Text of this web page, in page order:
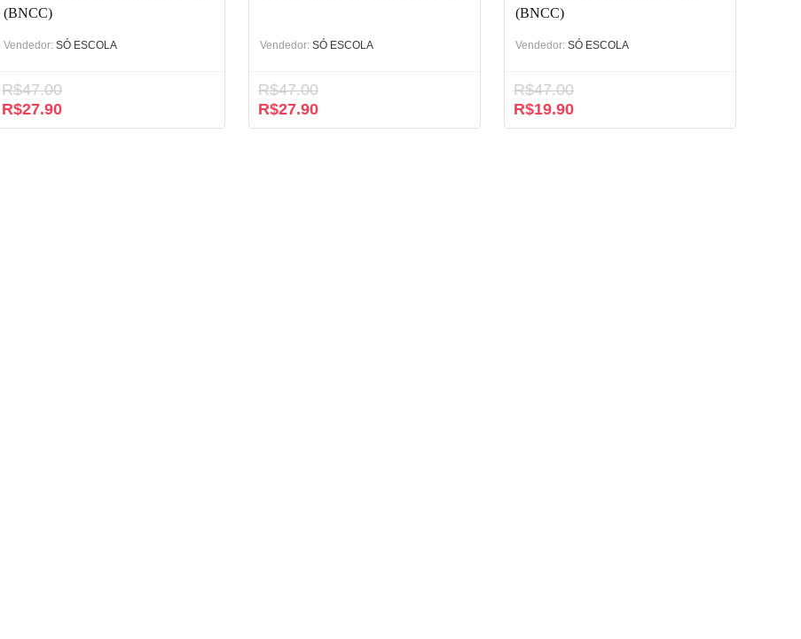
(BNCC)
Vendedor: SÓ ESCOLA
R$47.00
O
preço
R$27.90O
preço
Vendedor: SÓ ESCOLA
R$47.00
O
preço
R$27.90O
preço
(BNCC)
Vendedor: SÓ ESCOLA
R$47.00
O
preço
R$19.90O
preço